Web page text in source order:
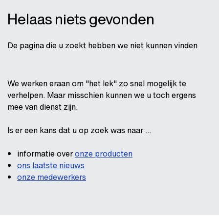
Helaas niets gevonden
De pagina die u zoekt hebben we niet kunnen vinden
We werken eraan om "het lek" zo snel mogelijk te
verhelpen. Maar misschien kunnen we u toch ergens
mee van dienst zijn.
Is er een kans dat u op zoek was naar ...
informatie overonze producten
ons laatste nieuws
onze medewerkers